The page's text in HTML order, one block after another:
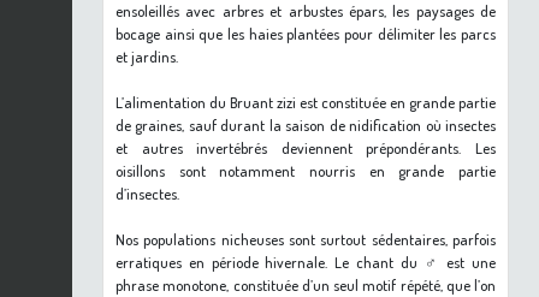
ensoleillés avec arbres et arbustes épars, les paysages de
bocage ainsi que les haies plantées pour délimiter les parcs
et jardins.
L’alimentation du Bruant zizi est constituée en grande partie
de graines, sauf durant la saison de nidification où insectes
et autres invertébrés deviennent prépondérants. Les
oisillons sont notamment nourris en grande partie
d’insectes.
Nos populations nicheuses sont surtout sédentaires, parfois
erratiques en période hivernale. Le chant du ♂ est une
phrase monotone, constituée d’un seul motif répété, que l’on